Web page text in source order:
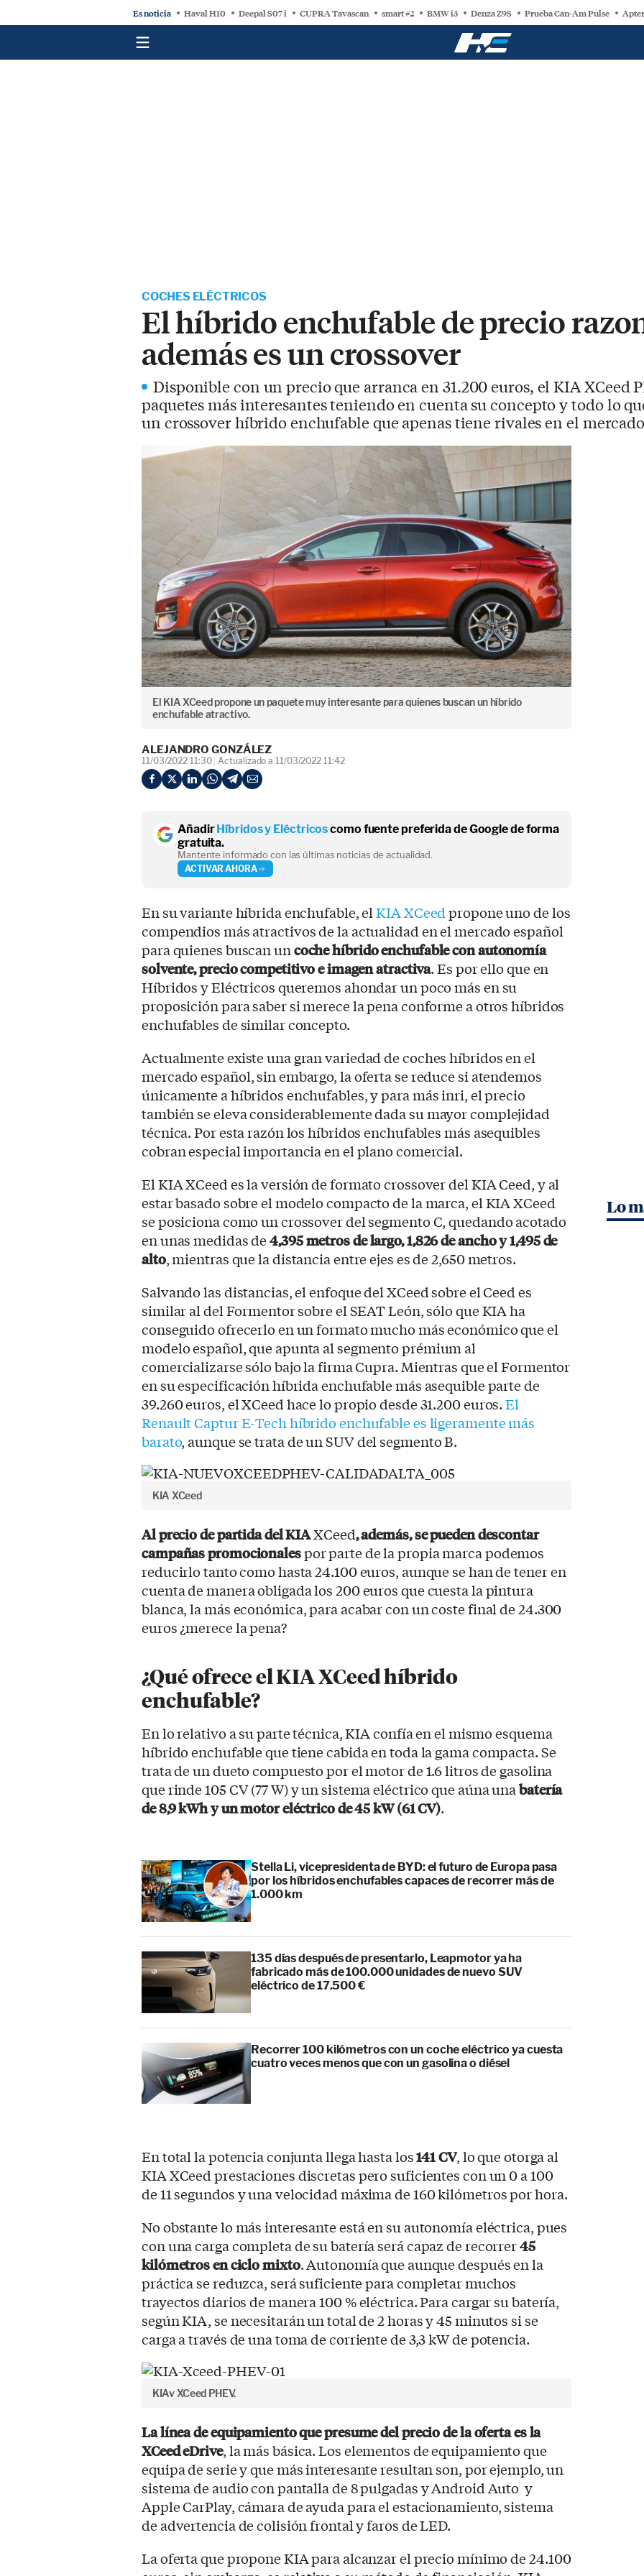
Es noticia Haval H10 Deepal S07 i CUPRA Tavascan smart #2 BMW i3 Denza Z9S Prueba Can-Am Pulse
COCHES ELÉCTRICOS
El híbrido enchufable de precio
además es un crossover
Disponible con un precio que arranca en 31.200 euros, el KIA XCeed
paquetes más interesantes teniendo en cuenta su concepto y todo lo
un crossover híbrido enchufable que apenas tiene rivales en el
El KIA XCeed propone un paquete muy interesante para quienes buscan un híbrido
enchufable atractivo.
ALEJANDRO GONZÁLEZ
11/03/2022 11:30 Actualizado a 11/03/2022 11:42
AñadirHíbridos y Eléctricoscomo fuente preferida de Google de forma
gratuita.
Mantente informado con las últimas noticias de actualidad.
ACTIVAR AHORA
En su variante híbrida enchufable, elKIA XCeedpropone uno de los
compendios más atractivos de la actualidad en el mercado español
para quienes buscan uncoche híbrido enchufable con autonomía
solvente, precio competitivo e imagen atractiva. Es por ello que en
Híbridos y Eléctricos queremos ahondar un poco más en su
proposición para saber si merece la pena conforme a otros híbridos
enchufables de similar concepto.
Actualmente existe una gran variedad de coches híbridos en el
mercado español, sin embargo, la oferta se reduce si atendemos
únicamente a híbridos enchufables, y para más inri, el precio
también se eleva considerablemente dada su mayor complejidad
técnica. Por esta razón los híbridos enchufables más asequibles
cobran especial importancia en el plano comercial.
El KIA XCeed es la versión de formato crossover del KIA Ceed, y al
estar basado sobre el modelo compacto de la marca, el KIA XCeed
se posiciona como un crossover del segmento C, quedando acotado
en unas medidas de4,395 metros de largo, 1,826 de ancho y 1,495 de
alto, mientras que la distancia entre ejes es de 2,650 metros.
Salvando las distancias, el enfoque del XCeed sobre el Ceed es
similar al del Formentor sobre el SEAT León, sólo que KIA ha
conseguido ofrecerlo en un formato mucho más económico que el
modelo español, que apunta al segmento prémium al
comercializarse sólo bajo la firma Cupra. Mientras que el Formentor
en su especificación híbrida enchufable más asequible parte de
39.260 euros, el XCeed hace lo propio desde 31.200 euros.El
Renault Captur E-Tech híbrido enchufable es ligeramente más
barato, aunque se trata de un SUV del segmento B.
KIA XCeed
Al precio de partida del KIAXCeed, además, se pueden descontar
campañas promocionalespor parte de la propia marca podemos
reducirlo tanto como hasta 24.100 euros, aunque se han de tener en
cuenta de manera obligada los 200 euros que cuesta la pintura
blanca, la más económica, para acabar con un coste final de 24.300
euros ¿merece la pena?
¿Qué ofrece el KIA XCeed híbrido
enchufable?
En lo relativo a su parte técnica, KIA confía en el mismo esquema
híbrido enchufable que tiene cabida en toda la gama compacta. Se
trata de un dueto compuesto por el motor de 1.6 litros de gasolina
que rinde 105 CV (77 W) y un sistema eléctrico que aúna unabatería
de 8,9 kWh y un motor eléctrico de 45 kW (61 CV).
Stella Li, vicepresidenta de BYD: el futuro de Europa pasa
por los híbridos enchufables capaces de recorrer más de
1.000 km
135 días después de presentarlo, Leapmotor ya ha
fabricado más de 100.000 unidades de nuevo SUV
eléctrico de 17.500 €
Recorrer 100 kilómetros con un coche eléctrico ya cuesta
cuatro veces menos que con un gasolina o diésel
En total la potencia conjunta llega hasta los141 CV, lo que otorga al
KIA XCeed prestaciones discretas pero suficientes con un 0 a 100
de 11 segundos y una velocidad máxima de 160 kilómetros por hora.
No obstante lo más interesante está en su autonomía eléctrica, pues
con una carga completa de su batería será capaz de recorrer45
kilómetros en ciclo mixto. Autonomía que aunque después en la
práctica se reduzca, será suficiente para completar muchos
trayectos diarios de manera 100 % eléctrica. Para cargar su batería,
según KIA, se necesitarán un total de 2 horas y 45 minutos si se
carga a través de una toma de corriente de 3,3 kW de potencia.
KIAv XCeed PHEV.
La línea de equipamiento que presume del precio de la oferta es la
XCeed eDrive, la más básica. Los elementos de equipamiento que
equipa de serie y que más interesante resultan son, por ejemplo, un
sistema de audio con pantalla de 8 pulgadas y Android Auto y
Apple CarPlay, cámara de ayuda para el estacionamiento, sistema
de advertencia de colisión frontal y faros de LED.
La oferta que propone KIA para alcanzar el precio mínimo de 24.100
Lo